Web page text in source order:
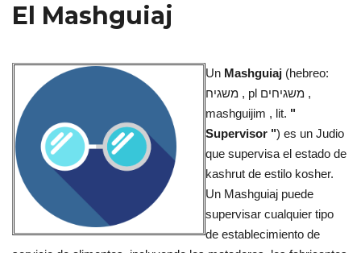
El Mashguiaj
Un Mashguiaj (hebreo:
משגיח , pl משגיחים ,
mashguijim , lit. "
Supervisor ") es un Judio
que supervisa el estado de
kashrut de estilo kosher.
Un Mashguiaj puede
supervisar cualquier tipo
de establecimiento de